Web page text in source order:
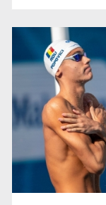
Materiale